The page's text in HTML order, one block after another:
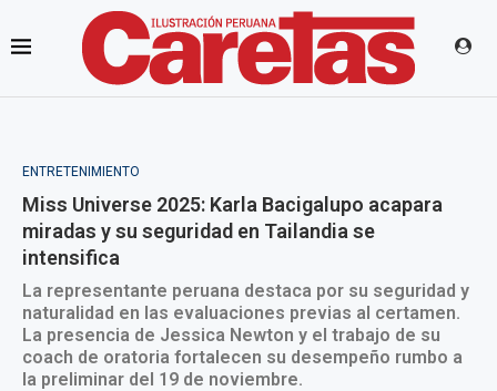
ENTRETENIMIENTO
Miss Universe 2025: Karla Bacigalupo acapara
miradas y su seguridad en Tailandia se
intensifica
La representante peruana destaca por su seguridad y
naturalidad en las evaluaciones previas al certamen.
La presencia de Jessica Newton y el trabajo de su
coach de oratoria fortalecen su desempeño rumbo a
la preliminar del 19 de noviembre.